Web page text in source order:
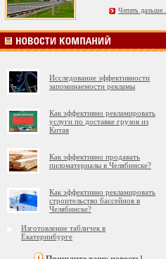
Читать дальше...
Исследование эффективности
запоминаемости рекламы
Как эффективно рекламировать
услуги по доставке грузов из
Китая
Как эффективно продавать
пиломатериалы в Челябинске?
Как эффективно рекламировать
строительство бассейнов в
Челябинске?
Изготовление табличек в
Екатеринбурге